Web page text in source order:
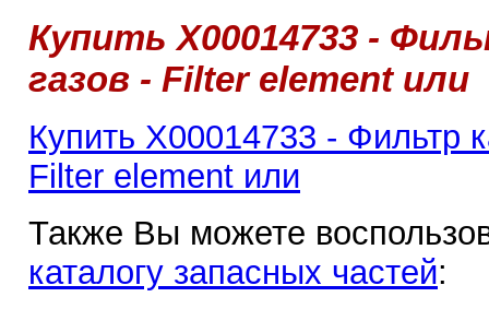
Купить Х00014733 -
газов - Filter element или
Купить Х00014733 - Фильтр
Filter element или
Также Вы можете
каталогу запасных частей: